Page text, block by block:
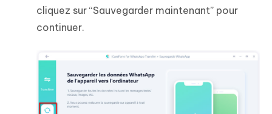
cliquez sur “Sauvegarder maintenant” pour
continuer.